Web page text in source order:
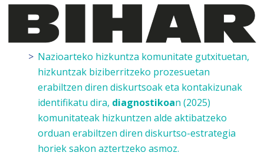
Nazioarteko hizkuntza komunitate gutxituetan,
hizkuntzak biziberritzeko prozesuetan
erabiltzen diren diskurtsoak eta kontakizunak
identifikatu dira, diagnostikoan (2025)
komunitateak hizkuntzen alde aktibatzeko
orduan erabiltzen diren diskurtso-estrategia
horiek sakon aztertzeko asmoz.